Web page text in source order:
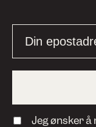
Jeg ønsker